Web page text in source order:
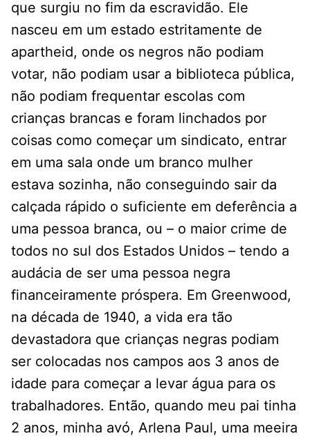
que surgiu no fim da escravidão. Ele
nasceu em um estado estritamente de
apartheid, onde os negros não podiam
votar, não podiam usar a biblioteca pública,
não podiam frequentar escolas com
crianças brancas e foram linchados por
coisas como começar um sindicato, entrar
em uma sala onde um branco mulher
estava sozinha, não conseguindo sair da
calçada rápido o suficiente em deferência a
uma pessoa branca, ou – o maior crime de
todos no sul dos Estados Unidos – tendo a
audácia de ser uma pessoa negra
financeiramente próspera. Em Greenwood,
na década de 1940, a vida era tão
devastadora que crianças negras podiam
ser colocadas nos campos aos 3 anos de
idade para começar a levar água para os
trabalhadores. Então, quando meu pai tinha
2 anos, minha avó, Arlena Paul, uma meeira